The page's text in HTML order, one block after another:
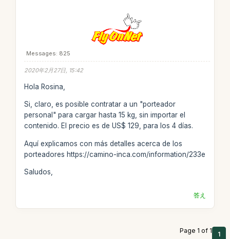
Messages: 825
2020年2月27日, 15:42
Hola Rosina,
Si, claro, es posible contratar a un "porteador
personal" para cargar hasta 15 kg, sin importar el
contenido. El precio es de US$ 129, para los 4 días.
Aquí explicamos con más detalles acerca de los
porteadores https://camino-inca.com/information/233e
Saludos,
答え
Page 1 of 1 1